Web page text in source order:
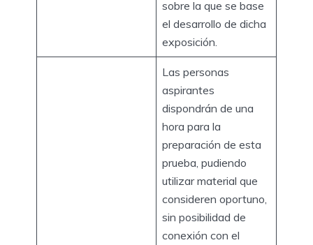
sobre la que se base
el desarrollo de dicha
exposición.
Las personas
aspirantes
dispondrán de una
hora para la
preparación de esta
prueba, pudiendo
utilizar material que
consideren oportuno,
sin posibilidad de
conexión con el